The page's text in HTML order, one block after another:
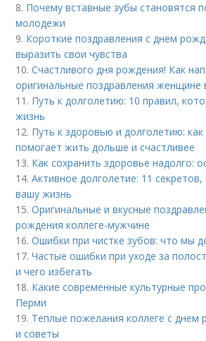
8. Почему вставные зубы становятся
молодежи
9. Короткие поздравления с днем
выразить свои чувства
10.Счастливого дня рождения! Как
оригинальные поздравления женщине
11. Путь к долголетию: 10 правил,
жизнь
12. Путь к здоровью и долголетию:
помогает жить дольше и счастливее
13. Как сохранить здоровье надолго:
14.Активное долголетие: 11
вашу жизнь
15.Оригинальные и вкусные
рождения коллеге-мужчине
16.Ошибки при чистке зубов: что мы
17.Частые ошибки при уходе за
и чего избегать
18. Какие современные культурные
Перми
19. Теплые пожелания коллеге с днем
и советы